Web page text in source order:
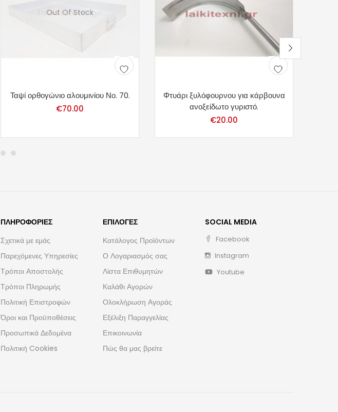
Out Of Stock
Ταψί ορθογώνιο αλουμινίου Νο. 70.
€70.00
Φτυάρι ξυλόφουρνου για κάρβουνα
ανοξείδωτο γυριστό.
€20.00
ΠΛΗΡΟΦΟΡΊΕΣ
Σχετικά με εμάς
Παρεχόμενες Υπηρεσίες
Τρόποι Αποστολής
Τρόποι Πληρωμής
Πολιτική Επιστροφών
Όροι και Προϋποθέσεις
Προσωπικά Δεδομένα
Πολιτική Cookies
ΕΠΙΛΟΓΈΣ
Κατάλογος Προϊόντων
Ο Λογαριασμός σας
Λίστα Επιθυμητών
Καλάθι Αγορών
Ολοκλήρωση Αγοράς
Εξέλιξη Παραγγελίας
Επικοινωνία
Πώς θα μας βρείτε
SOCIAL MEDIA
Facebook
Instagram
Youtube